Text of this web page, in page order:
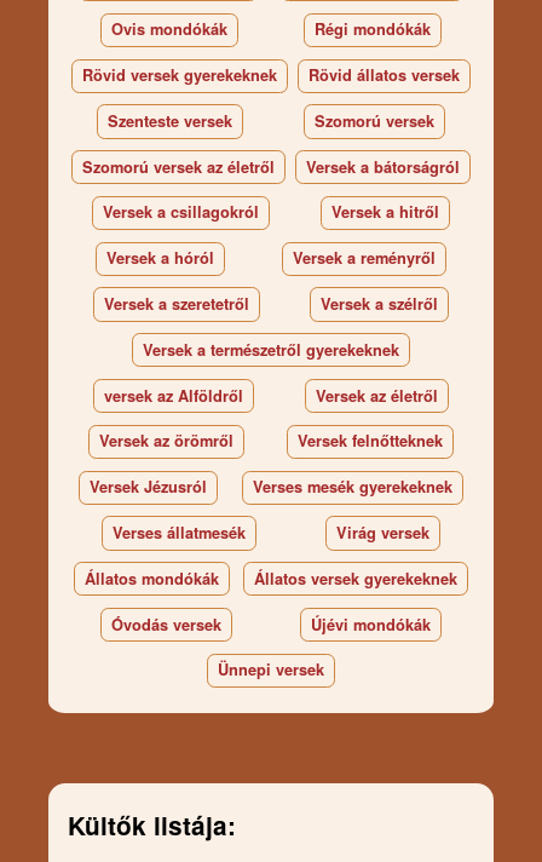
Ovis mondókák Régi mondókák
Rövid versek gyerekeknek Rövid állatos versek
Szenteste versek Szomorú versek
Szomorú versek az életről Versek a bátorságról
Versek a csillagokról Versek a hitről
Versek a hóról Versek a reményről
Versek a szeretetről Versek a szélről
Versek a természetről gyerekeknek
versek az Alföldről Versek az életről
Versek az örömről Versek felnőtteknek
Versek Jézusról Verses mesék gyerekeknek
Verses állatmesék Virág versek
Állatos mondókák Állatos versek gyerekeknek
Óvodás versek Újévi mondókák
Ünnepi versek
Kültők listája: